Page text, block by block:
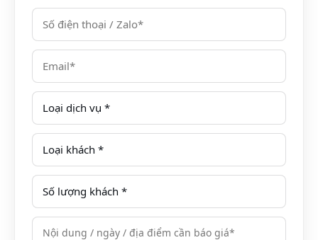
Holiday Mũi Né không bao gồm:
– Phí nhận phòng sớm và trả phòng muộn theo quy
định của khách sạn.
– Các chi phí cá nhân: điện thoại, giặt là, đồ uống, bảo
hiểm du lịch.
– Các chi phí khác không bao gồm trong giá.
Chính sách trẻ em:
– Trẻ em từ dưới 6 tuổi miễn phí, ngủ chung giường
với bố mẹ.
– Trẻ em từ 06 đến dưới 12 tuổi: ăn sáng sẽ được tính
110.000 VND/ bữa/ trẻ, với điều kiện ngủ chung
giường với bố mẹ (tối đa 02 trẻ em).